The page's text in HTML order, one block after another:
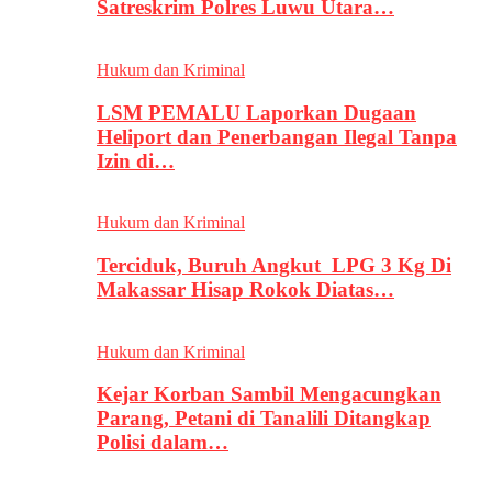
Satreskrim Polres Luwu Utara…
Hukum dan Kriminal
LSM PEMALU Laporkan Dugaan
Heliport dan Penerbangan Ilegal Tanpa
Izin di…
Hukum dan Kriminal
Terciduk, Buruh Angkut LPG 3 Kg Di
Makassar Hisap Rokok Diatas…
Hukum dan Kriminal
Kejar Korban Sambil Mengacungkan
Parang, Petani di Tanalili Ditangkap
Polisi dalam…